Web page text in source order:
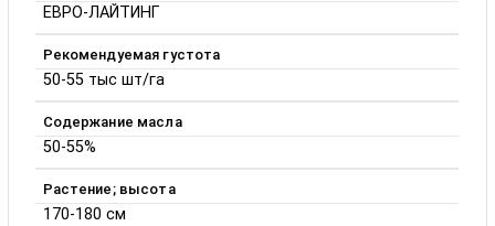
ЕВРО-ЛАЙТИНГ
Рекомендуемая густота
50-55 тыс шт/га
Содержание масла
50-55%
Растение; высота
170-180 см